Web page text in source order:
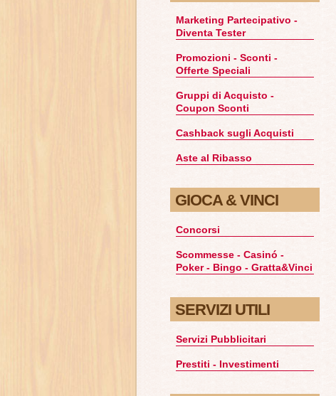
Marketing Partecipativo -
Diventa Tester
Promozioni - Sconti -
Offerte Speciali
Gruppi di Acquisto -
Coupon Sconti
Cashback sugli Acquisti
Aste al Ribasso
GIOCA & VINCI
Concorsi
Scommesse - Casinó -
Poker - Bingo - Gratta&Vinci
SERVIZI UTILI
Servizi Pubblicitari
Prestiti - Investimenti